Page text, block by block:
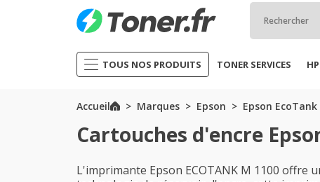
TOUS NOS PRODUITS TONER SERVICES HP
Accueil Marques Epson Epson EcoTank
Cartouches d'encre
L'imprimante Epson ECOTANK M 1100